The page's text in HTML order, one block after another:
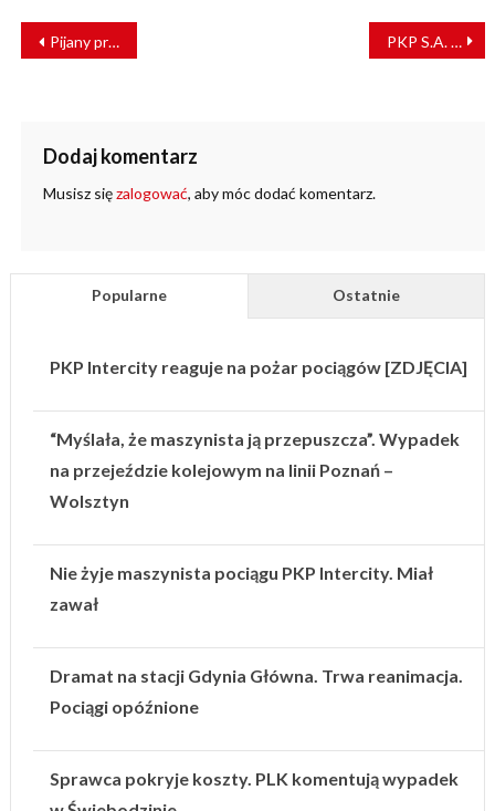
NAWIGACJA
WPISU
Pijany pracownik ochrony pociągu. Mężczyzna miał 1,5 promila PKP S.A. uruchomiły kolejną stację ładowania samochodów elektrycznych
Dodaj komentarz
Musisz sięzalogować, aby móc dodać komentarz.
Popularne Ostatnie
PKP Intercity reaguje na pożar pociągów [ZDJĘCIA]
“Myślała, że maszynista ją przepuszcza”. Wypadek
na przejeździe kolejowym na linii Poznań –
Wolsztyn
Nie żyje maszynista pociągu PKP Intercity. Miał
zawał
Dramat na stacji Gdynia Główna. Trwa reanimacja.
Pociągi opóźnione
Sprawca pokryje koszty. PLK komentują wypadek